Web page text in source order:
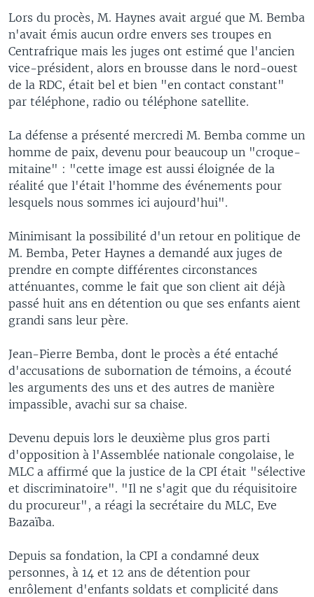
Lors du procès, M. Haynes avait argué que M. Bemba
n'avait émis aucun ordre envers ses troupes en
Centrafrique mais les juges ont estimé que l'ancien
vice-président, alors en brousse dans le nord-ouest
de la RDC, était bel et bien "en contact constant"
par téléphone, radio ou téléphone satellite.
La défense a présenté mercredi M. Bemba comme un
homme de paix, devenu pour beaucoup un "croque-
mitaine" : "cette image est aussi éloignée de la
réalité que l'était l'homme des événements pour
lesquels nous sommes ici aujourd'hui".
Minimisant la possibilité d'un retour en politique de
M. Bemba, Peter Haynes a demandé aux juges de
prendre en compte différentes circonstances
atténuantes, comme le fait que son client ait déjà
passé huit ans en détention ou que ses enfants aient
grandi sans leur père.
Jean-Pierre Bemba, dont le procès a été entaché
d'accusations de subornation de témoins, a écouté
les arguments des uns et des autres de manière
impassible, avachi sur sa chaise.
Devenu depuis lors le deuxième plus gros parti
d'opposition à l'Assemblée nationale congolaise, le
MLC a affirmé que la justice de la CPI était "sélective
et discriminatoire". "Il ne s'agit que du réquisitoire
du procureur", a réagi la secrétaire du MLC, Eve
Bazaïba.
Depuis sa fondation, la CPI a condamné deux
personnes, à 14 et 12 ans de détention pour
enrôlement d'enfants soldats et complicité dans